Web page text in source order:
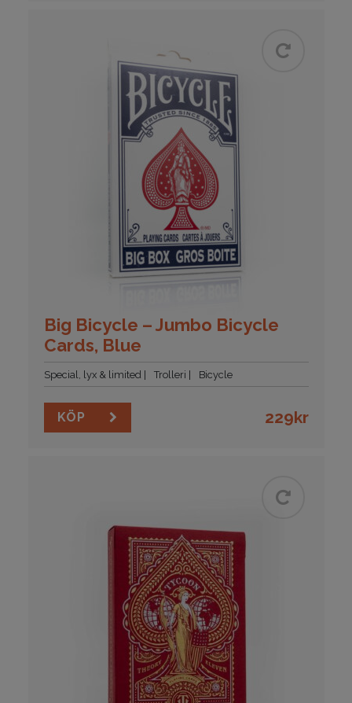
Big Bicycle – Jumbo Bicycle
Cards, Blue
Special, lyx & limited Trolleri Bicycle
KÖP 229kr